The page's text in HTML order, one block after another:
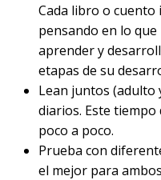
Cada libro o
pensando en lo
aprender y
etapas de su
Lean juntos (adulto
diarios. Este
poco a poco.
Prueba con
el mejor para